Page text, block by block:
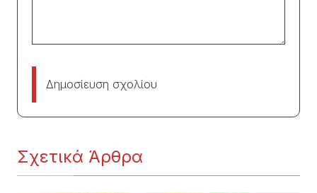
Δημοσίευση σχολίου
Σχετικά Άρθρα